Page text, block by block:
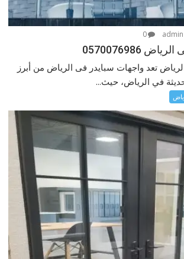
0
0570076986
تعد واجهات سبايدر فى الرياض من أبرز
في الرياض، حيث...